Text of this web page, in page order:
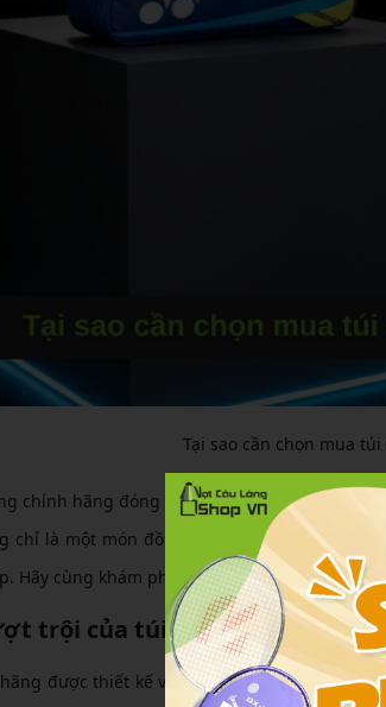
Tại sao cần chọn mua
chính hãng đóng vai trò quan trọng trong
chỉ là một món đồ đơn giản, sản phẩm
Hãy cùng khám phá lý do tại sao nên ưu tiên
trội của túi vợt chính hãng
được thiết kế với chất liệu cao cấp như